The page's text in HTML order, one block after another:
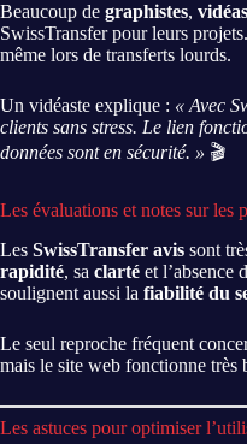
Beaucoup de graphistes,
SwissTransfer pour leurs
même lors de transferts lourds.
Un vidéaste explique : « Avec
clients sans stress. Le lien
données sont en sécurité. » 🎬
Les évaluations et notes sur les
Les SwissTransfer avis sont
rapidité, sa clarté et l’absence
soulignent aussi la fiabilité du
Le seul reproche fréquent
mais le site web fonctionne très
Les astuces pour optimiser